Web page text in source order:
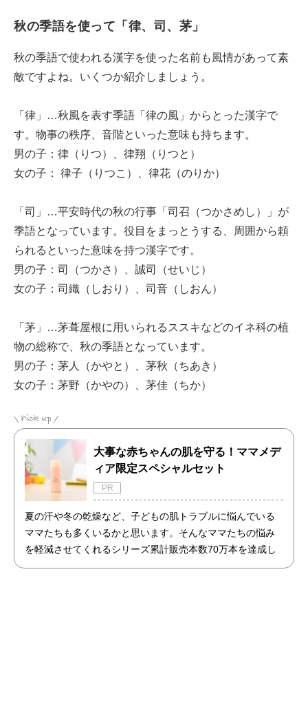
秋の季語を使って「律、司、茅」
秋の季語で使われる漢字を使った名前も風情があって素
敵ですよね。いくつか紹介しましょう。
「律」…秋風を表す季語「律の風」からとった漢字で
す。物事の秩序、音階といった意味も持ちます。
男の子：律（りつ）、律翔（りつと）
女の子： 律子（りつこ）、律花（のりか）
「司」…平安時代の秋の行事「司召（つかさめし）」が
季語となっています。役目をまっとうする、周囲から頼
られるといった意味を持つ漢字です。
男の子：司（つかさ）、誠司（せいじ）
女の子：司織（しおり）、司音（しおん）
「茅」…茅葺屋根に用いられるススキなどのイネ科の植
物の総称で、秋の季語となっています。
男の子：茅人（かやと）、茅秋（ちあき）
女の子：茅野（かやの）、茅佳（ちか）
大事な赤ちゃんの肌を守る！ママメデ
ィア限定スペシャルセット
PR
夏の汗や冬の乾燥など、子どもの肌トラブルに悩んでいる
ママたちも多くいるかと思います。そんなママたちの悩み
を軽減させてくれるシリーズ累計販売本数70万本を達成し
た商品「アトピッグ」と「敏感肌用石鹸ホイップソープ」